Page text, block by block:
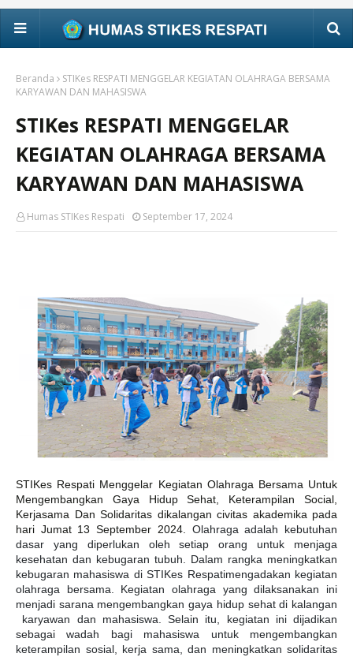
Beranda
STIKes RESPATI MENGGELAR KEGIATAN OLAHRAGA BERSAMA
KARYAWAN DAN MAHASISWA
STIKes RESPATI MENGGELAR
KEGIATAN OLAHRAGA BERSAMA
KARYAWAN DAN MAHASISWA
Humas STIKes Respati September 17, 2024
STIKes Respati Menggelar Kegiatan Olahraga Bersama Untuk
Mengembangkan Gaya Hidup Sehat, Keterampilan Social,
Kerjasama Dan Solidaritas dikalangan civitas akademika pada
hari Jumat 13 September 2024. Olahraga adalah kebutuhan
dasar yang diperlukan oleh setiap orang untuk menjaga
kesehatan dan kebugaran tubuh. Dalam rangka meningkatkan
kebugaran mahasiswa di STIKes Respatimengadakan kegiatan
olahraga bersama. Kegiatan olahraga yang dilaksanakan ini
menjadi sarana mengembangkan gaya hidup sehat di kalangan
karyawan dan mahasiswa. Selain itu, kegiatan ini dijadikan
sebagai wadah bagi mahasiswa untuk mengembangkan
keterampilan sosial, kerja sama, dan meningkatkan solidaritas